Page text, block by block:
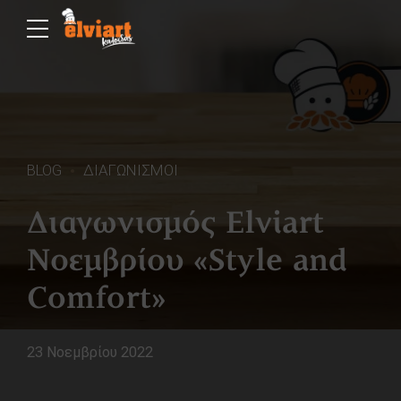
BLOG ΔΙΑΓΩΝΙΣΜΟΙ
Διαγωνισμός Elviart
Νοεμβρίου «Style and
Comfort»
23 Νοεμβρίου 2022